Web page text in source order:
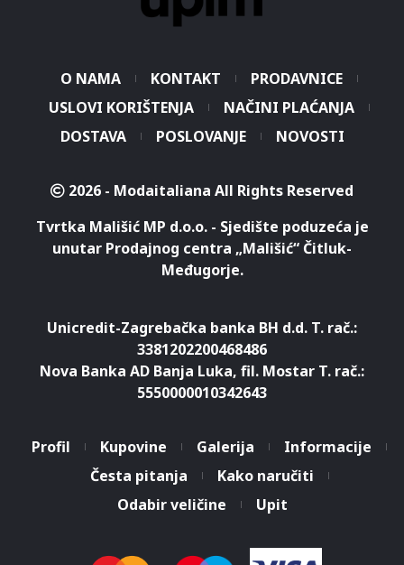
O NAMA KONTAKT
PRODAVNICE
USLOVI KORIŠTENJA
NAČINI PLAĆANJA
DOSTAVA
POSLOVANJE NOVOSTI
2026 - Modaitaliana All Rights Reserved
Tvrtka Mališić MP d.o.o. - Sjedište poduzeća je
unutar Prodajnog centra „Mališić“ Čitluk-
Međugorje.
Unicredit-Zagrebačka banka BH d.d. T. rač.:
3381202200468486
Nova Banka AD Banja Luka, fil. Mostar T. rač.:
5550000010342643
Profil Kupovine Galerija
Informacije
Česta pitanja
Kako naručiti
Odabir veličine
Upit